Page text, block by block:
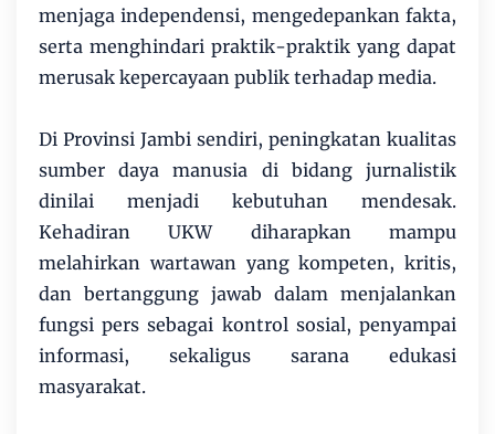
menjaga independensi, mengedepankan fakta,
serta menghindari praktik-praktik yang dapat
merusak kepercayaan publik terhadap media.
Di Provinsi Jambi sendiri, peningkatan kualitas
sumber daya manusia di bidang jurnalistik
dinilai menjadi kebutuhan mendesak.
Kehadiran UKW diharapkan mampu
melahirkan wartawan yang kompeten, kritis,
dan bertanggung jawab dalam menjalankan
fungsi pers sebagai kontrol sosial, penyampai
informasi, sekaligus sarana edukasi
masyarakat.